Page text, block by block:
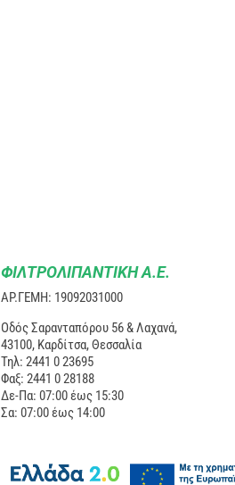
ΦΙΛΤΡΟΛΙΠΑΝΤΙΚΗ Α.Ε.
ΑΡ.ΓΕΜΗ: 19092031000
Οδός Σαρανταπόρου 56 & Λαχανά,
43100, Καρδίτσα, Θεσσαλία
Τηλ: 2441 0 23695
Φαξ: 2441 0 28188
Δε-Πα: 07:00 έως 15:30
Σα: 07:00 έως 14:00